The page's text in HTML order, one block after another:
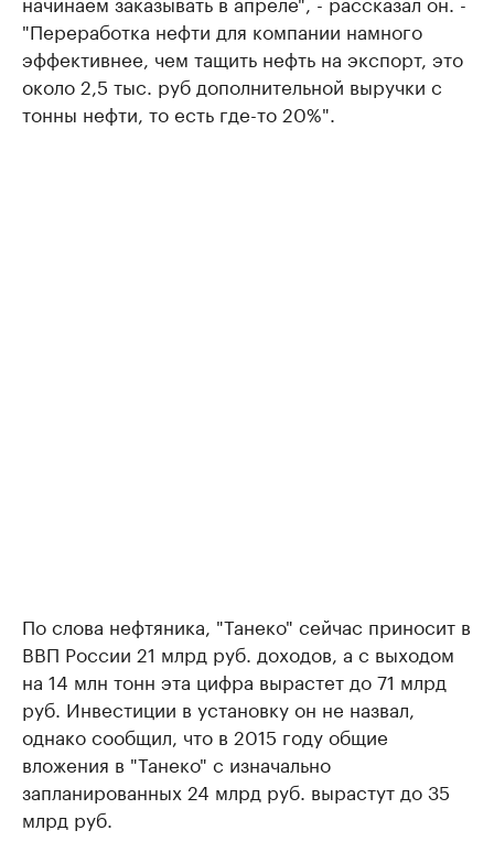
"Переработка нефти для компании намного
эффективнее, чем тащить нефть на экспорт, это
около 2,5 тыс. руб дополнительной выручки с
тонны нефти, то есть где-то 20%".
По слова нефтяника, "Танеко" сейчас приносит в
ВВП России 21 млрд руб. доходов, а с выходом
на 14 млн тонн эта цифра вырастет до 71 млрд
руб. Инвестиции в установку он не назвал,
однако сообщил, что в 2015 году общие
вложения в "Танеко" с изначально
запланированных 24 млрд руб. вырастут до 35
млрд руб.